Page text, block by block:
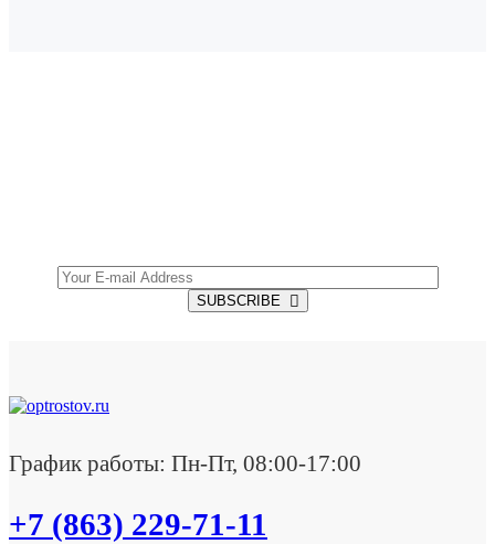
SUBSCRIBE
График работы: Пн-Пт, 08:00-17:00
+7 (863) 229-71-11